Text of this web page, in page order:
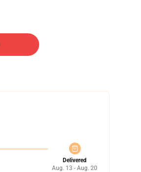
Delivered
Aug. 13 - Aug. 20